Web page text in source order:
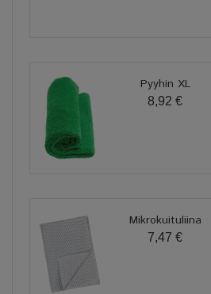
Pyyhin XL
8,92 €
Mikrokuituliina
7,47 €